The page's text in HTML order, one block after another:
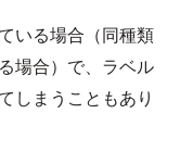
いる場合（同種類
場合）で、ラベル
しまうこともあり